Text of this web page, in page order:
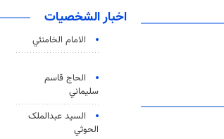
اخبار الشخصيات
الامام الخامنئي
الحاج قاسم
سليماني
السید عبدالملک
الحوثي